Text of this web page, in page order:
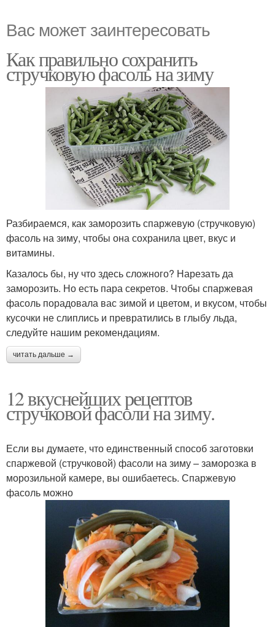
Вас может заинтересовать
Как правильно сохранить
стручковую фасоль на зиму
Разбираемся, как заморозить спаржевую (стручковую)
фасоль на зиму, чтобы она сохранила цвет, вкус и
витамины.
Казалось бы, ну что здесь сложного? Нарезать да
заморозить. Но есть пара секретов. Чтобы спаржевая
фасоль порадовала вас зимой и цветом, и вкусом, чтобы
кусочки не слиплись и превратились в глыбу льда,
следуйте нашим рекомендациям.
читать дальше →
12 вкуснейших рецептов
стручковой фасоли на зиму.
Если вы думаете, что единственный способ заготовки
спаржевой (стручковой) фасоли на зиму – заморозка в
морозильной камере, вы ошибаетесь. Спаржевую
фасоль можно